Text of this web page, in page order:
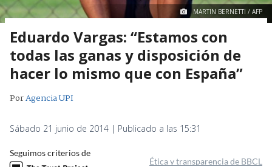
MARTIN BERNETTI / AFP
Eduardo Vargas: “Estamos con
todas las ganas y disposición de
hacer lo mismo que con España”
PorAgencia UPI
Sábado 21 junio de 2014 | Publicado a las 15:31
Seguimos criterios de
Ética y transparencia de BBCL